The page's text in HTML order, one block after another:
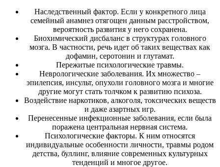
Наследственный фактор. Если у конкретного лица
семейный анамнез отягощен данным расстройством,
вероятность развития у него сохранена.
Биохимический дисбаланс в структурах головного
мозга. В частности, речь идет об таких веществах как
дофамин, серотонин и глутамат.
Пережитые психологические травмы.
Неврологические заболевания. Их множество –
эпилепсия, инсульт, опухоли головного мозга и многие
другие могут стать толчком к развитию психоза.
Воздействие наркотиков, алкоголя, токсических веществ
и даже азартных игр.
Перенесенные инфекционные заболевания, если была
поражена центральная нервная система.
Психологические факторы. К ним относятся
индивидуальные особенности личности, травмы родом
детства, буллинг, влияние современных культурных
тенденций и многое другое.